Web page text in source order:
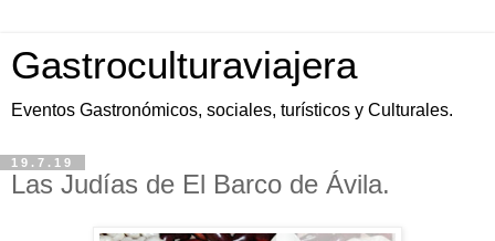
Gastroculturaviajera
Eventos Gastronómicos, sociales, turísticos y Culturales.
19.7.19
Las Judías de El Barco de Ávila.